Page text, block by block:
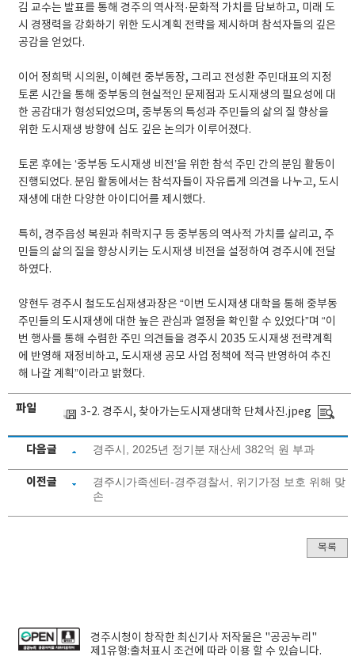
김 교수는 발표를 통해 경주의 역사적·문화적 가치를 담보하고, 미래 도
시 경쟁력을 강화하기 위한 도시계획 전략을 제시하며 참석자들의 깊은
공감을 얻었다.
이어 정희택 시의원, 이혜련 중부동장, 그리고 전성환 주민대표의 지정
토론 시간을 통해 중부동의 현실적인 문제점과 도시재생의 필요성에 대
한 공감대가 형성되었으며, 중부동의 특성과 주민들의 삶의 질 향상을
위한 도시재생 방향에 심도 깊은 논의가 이루어졌다.
토론 후에는 ‘중부동 도시재생 비전’을 위한 참석 주민 간의 분임 활동이
진행되었다. 분임 활동에서는 참석자들이 자유롭게 의견을 나누고, 도시
재생에 대한 다양한 아이디어를 제시했다.
특히, 경주읍성 복원과 취락지구 등 중부동의 역사적 가치를 살리고, 주
민들의 삶의 질을 향상시키는 도시재생 비전을 설정하여 경주시에 전달
하였다.
양현두 경주시 철도도심재생과장은 “이번 도시재생 대학을 통해 중부동
주민들의 도시재생에 대한 높은 관심과 열정을 확인할 수 있었다”며 “이
번 행사를 통해 수렴한 주민 의견들을 경주시 2035 도시재생 전략계획
에 반영해 재정비하고, 도시재생 공모 사업 정책에 적극 반영하여 추진
해 나갈 계획”이라고 밝혔다.
파일 3-2. 경주시, 찾아가는도시재생대학 단체사진.jpeg
다음글 경주시, 2025년 정기분 재산세 382억 원 부과
이전글
경주시가족센터-경주경찰서, 위기가정 보호 위해 맞
손
목록
경주시청이 창작한최신기사 저작물은 "공공누리"
제1유형:출처표시 조건에 따라 이용 할 수 있습니다.